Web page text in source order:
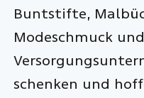
Buntstifte,
Modeschmuck
schenken und